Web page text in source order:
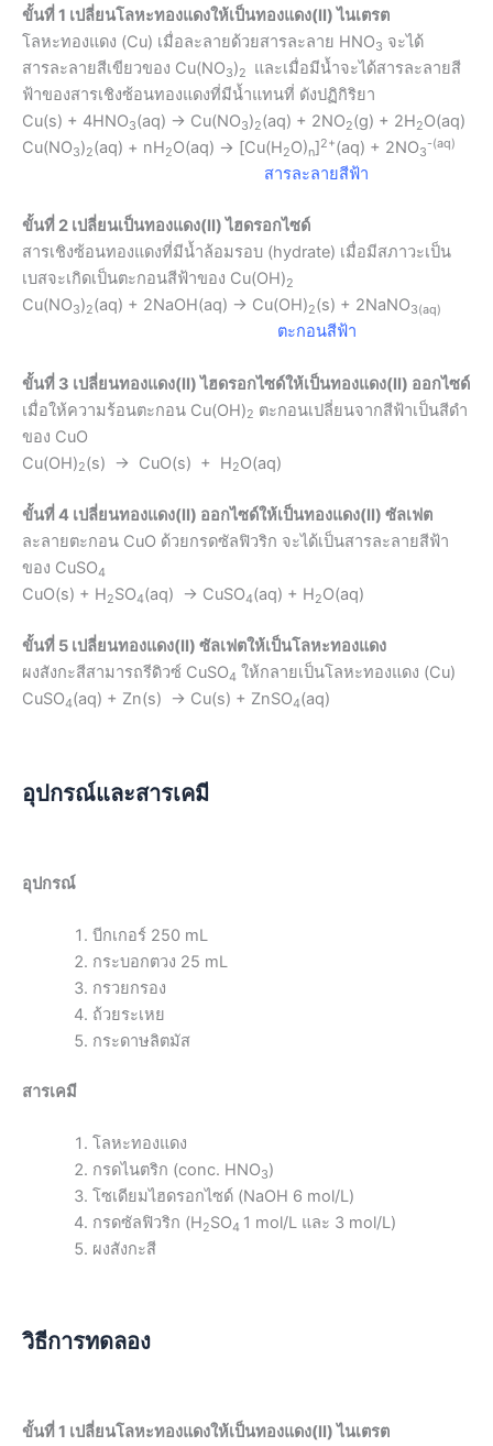
ขั้นที่ 1 เปลี่ยนโลหะทองแดงให้เป็นทองแดง(II) ไนเตรต
โลหะทองแดง (Cu) เมื่อละลายด้วยสารละลาย HNO3 จะได้
สารละลายสีเขียวของ Cu(NO3)2
และเมื่อมีน้ำจะได้สารละลายสี
ฟ้าของสารเชิงซ้อนทองแดงที่มีน้ำแทนที่ ดังปฏิกิริยา
Cu(s) + 4HNO3(aq) → Cu(NO3)2(aq) + 2NO2(g) + 2H2O(aq)
Cu(NO3)2(aq) + nH2O(aq) → [Cu(H2O)n]2+(aq) + 2NO3
-(aq)
สารละลายสีฟ้า
ขั้นที่ 2 เปลี่ยนเป็นทองแดง(II) ไฮดรอกไซด์
สารเชิงซ้อนทองแดงที่มีน้ำล้อมรอบ (hydrate) เมื่อมีสภาวะเป็น
เบสจะเกิดเป็นตะกอนสีฟ้าของ Cu(OH)2
Cu(NO3)2(aq) + 2NaOH(aq) → Cu(OH)2(s) + 2NaNO3(aq)
ตะกอนสีฟ้า
ขั้นที่ 3 เปลี่ยนทองแดง(II) ไฮดรอกไซด์ให้เป็นทองแดง(II) ออกไซด์
เมื่อให้ความร้อนตะกอน Cu(OH)2 ตะกอนเปลี่ยนจากสีฟ้าเป็นสีดำ
ของ CuO
Cu(OH)2(s) → CuO(s) + H2O(aq)
ขั้นที่ 4 เปลี่ยนทองแดง(II) ออกไซด์ให้เป็นทองแดง(II) ซัลเฟต
ละลายตะกอน CuO ด้วยกรดซัลฟิวริก จะได้เป็นสารละลายสีฟ้า
ของ CuSO4
CuO(s) + H2SO4(aq) → CuSO4(aq) + H2O(aq)
ขั้นที่ 5 เปลี่ยนทองแดง(II) ซัลเฟตให้เป็นโลหะทองแดง
ผงสังกะสีสามารถรีดิวซ์ CuSO4 ให้กลายเป็นโลหะทองแดง (Cu)
CuSO4(aq) + Zn(s) → Cu(s) + ZnSO4(aq)
อุปกรณ์และสารเคมี
อุปกรณ์
บีกเกอร์ 250 mL
กระบอกตวง 25 mL
กรวยกรอง
ถ้วยระเหย
กระดาษลิตมัส
สารเคมี
โลหะทองแดง
กรดไนตริก (conc. HNO3)
โซเดียมไฮดรอกไซด์ (NaOH 6 mol/L)
กรดซัลฟิวริก (H2SO4 1 mol/L และ 3 mol/L)
ผงสังกะสี
วิธีการทดลอง
ขั้นที่ 1 เปลี่ยนโลหะทองแดงให้เป็นทองแดง(II) ไนเตรต